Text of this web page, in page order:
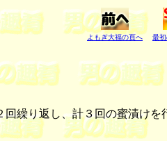
よもぎ大福の頁へ 最
繰り返し、計３回の蜜漬けを